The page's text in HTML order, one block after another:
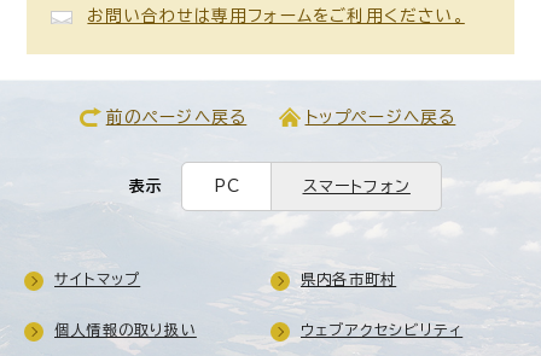
お問い合わせは専用フォームをご利用ください。
前のページへ戻る トップページへ戻る
表示 PC スマートフォン
サイトマップ 県内各市町村
個人情報の取り扱い ウェブアクセシビリティ